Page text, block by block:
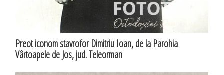
Preot iconom stavrofor Dimitriu Ioan, de la Parohia
Vârtoapele de Jos, jud. Teleorman